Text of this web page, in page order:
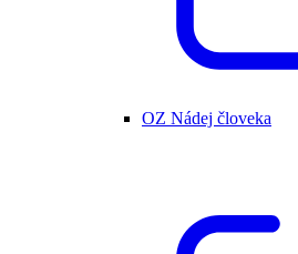
OZ Nádej človeka